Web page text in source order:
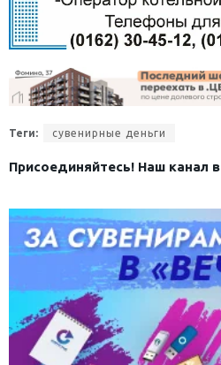
Теги: сувенирные деньги
Присоединяйтесь! Наш канал в